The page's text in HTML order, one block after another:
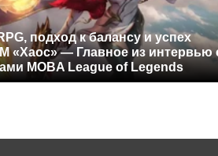
подход к балансу и успех
«Хаос» — Главное из интервью
MOBA League of Legends